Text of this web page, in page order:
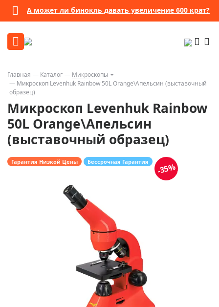
А может ли бинокль давать увеличение 600 крат?
Главная Каталог
Микроскопы
Микроскоп Levenhuk Rainbow 50L Orange\Апельсин (выставочный
образец)
Микроскоп Levenhuk Rainbow
50L Orange\Апельсин
(выставочный образец)
Гарантия Низкой Цены Бессрочная Гарантия -35%